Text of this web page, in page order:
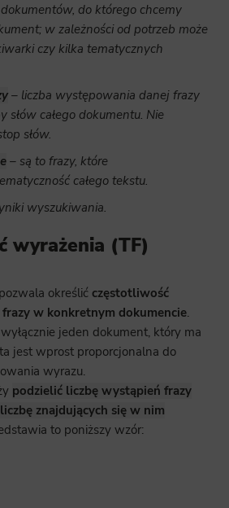
do którego chcemy
w zależności od potrzeb może
czy kilka tematycznych
– liczba występowania danej frazy
słów całego dokumentu. Nie
słów.
– są to frazy, które
całego tekstu.
wyszukiwania.
wyrażenia (TF)
określić częstotliwość
w konkretnym dokumencie.
jeden dokument, który ma
jest wprost proporcjonalna do
wyrazu.
podzielić liczbę wystąpień frazy
znajdujących się w nim
to poniższy wzór: